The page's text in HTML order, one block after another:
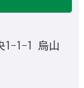
1-1-1 烏山